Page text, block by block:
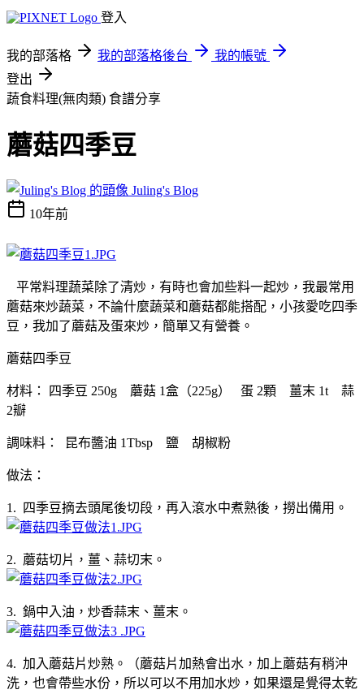
登入
我的部落格 我的部落格後台
我的帳號
登出
蔬食料理(無肉類) 食譜分享
蘑菇四季豆
Juling's Blog
10年前
平常料理蔬菜除了清炒，有時也會加些料一起炒，我最常用
蘑菇來炒蔬菜，不論什麼蔬菜和蘑菇都能搭配，小孩愛吃四季
豆，我加了蘑菇及蛋來炒，簡單又有營養。
蘑菇四季豆
材料： 四季豆 250g 蘑菇 1盒（225g） 蛋 2顆 薑末 1t 蒜
2瓣
調味料： 昆布醬油 1Tbsp 鹽 胡椒粉
做法：
1. 四季豆摘去頭尾後切段，再入滾水中煮熟後，撈出備用。
2. 蘑菇切片，薑、蒜切末。
3. 鍋中入油，炒香蒜末、薑末。
4. 加入蘑菇片炒熟。（蘑菇片加熱會出水，加上蘑菇有稍沖
洗，也會帶些水份，所以可以不用加水炒，如果還是覺得太乾